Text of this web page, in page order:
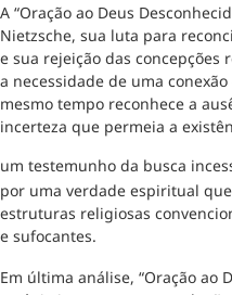
A “Oração ao Deus
Nietzsche, sua luta para
e sua rejeição das concepções
a necessidade de uma
mesmo tempo reconhece a
incerteza que permeia a
um testemunho da busca
por uma verdade espiritual
estruturas religiosas
e sufocantes.
Em última análise, “Oração ao